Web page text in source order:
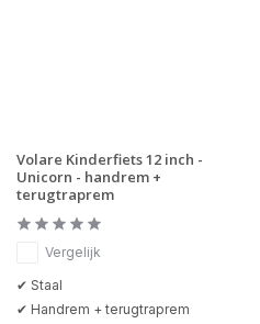
Volare Kinderfiets 12 inch -
Unicorn - handrem +
terugtraprem
Vergelijk
✔ Staal
✔ Handrem + terugtraprem